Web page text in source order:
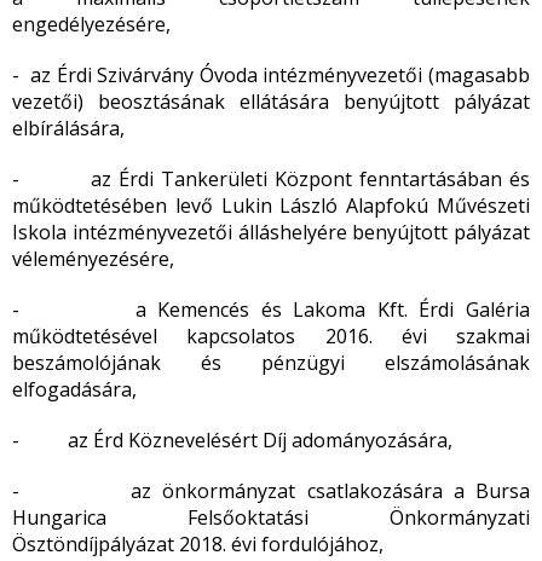
engedélyezésére,
- az Érdi Szivárvány Óvoda intézményvezetői (magasabb
vezetői) beosztásának ellátására benyújtott pályázat
elbírálására,
- az Érdi Tankerületi Központ fenntartásában és
működtetésében levő Lukin László Alapfokú Művészeti
Iskola intézményvezetői álláshelyére benyújtott pályázat
véleményezésére,
- a Kemencés és Lakoma Kft. Érdi Galéria
működtetésével kapcsolatos 2016. évi szakmai
beszámolójának és pénzügyi elszámolásának
elfogadására,
- az Érd Köznevelésért Díj adományozására,
- az önkormányzat csatlakozására a Bursa
Hungarica Felsőoktatási Önkormányzati
Ösztöndíjpályázat 2018. évi fordulójához,